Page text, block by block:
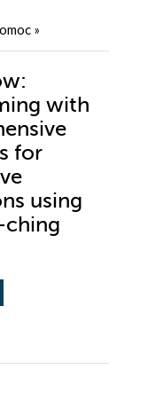
»
with
for
using
ching